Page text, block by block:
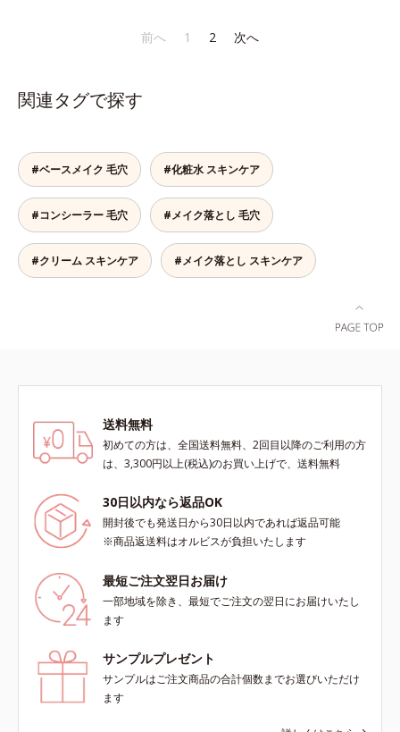
れのこと*3 デクスパンテノール
べ*5 オトギリソウエキス配合＝肌
にうるおいを与え、うるおいに満ち
W*4 2022年5月 Mintel社データベ
「うるおいの質」に着目し、肌荒れ
を予防しながらうるおいに満ちた美
成分として、「DF-パンテノール
して肌荒れを防ぎ、肌不調にゆらが
ない肌を叶えます。そして、独自研
究に基づいたアプローチ成分「MC
アクティベーター(*5)」。肌のうる
おいを引き出し・高めて、ハリ感あ
ふれる肌へと導きます。うるおいに
満ちたゆらがない肌をご体感いただ
スパンテノールW*4 2022年5月
調査による当社調べ*5 オトギリソ
ウエキス配合＝肌にうるおいを与
え、うるおいに満ちたハリツヤ肌へ
商品ページをご覧ください。・
BEAUTY夏祭りは、こちら
だけます。
前へ 1 2 次へ
関連タグで探す
#ベースメイク 毛穴 #化粧水 スキンケア
#コンシーラー 毛穴 #メイク落とし 毛穴
#クリーム スキンケア #メイク落とし スキンケア
送料無料
初めての方は、全国送料無料、2回目以降のご利用の方
は、3,300円以上(税込)のお買い上げで、送料無料
30日以内なら返品OK
開封後でも発送日から30日以内であれば返品可能
※商品返送料はオルビスが負担いたします
最短ご注文翌日お届け
一部地域を除き、最短でご注文の翌日にお届けいたし
ます
サンプルプレゼント
サンプルはご注文商品の合計個数までお選びいただけ
ます